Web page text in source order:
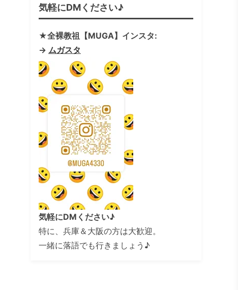
気軽にDMください♪
★全裸教祖【MUGA】インスタ:
→ ムガスタ
気軽にDMください♪
特に、兵庫＆大阪の方は大歓迎。
一緒に落語でも行きましょう♪